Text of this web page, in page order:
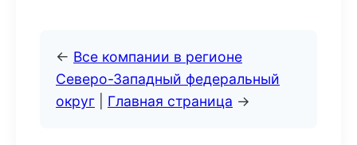
← Все компании в регионе
Северо-Западный федеральный
округ
Главная страница →